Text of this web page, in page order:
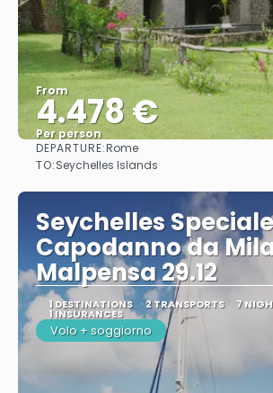
From
4.478 €
Per person
DEPARTURE:Rome
TO:Seychelles Islands
Seychelles Speciale
Capodanno da
Malpensa 29.12
1 DESTINATIONS 2 TRANSPORTS 7
1 INSURANCES
Volo + soggiorno